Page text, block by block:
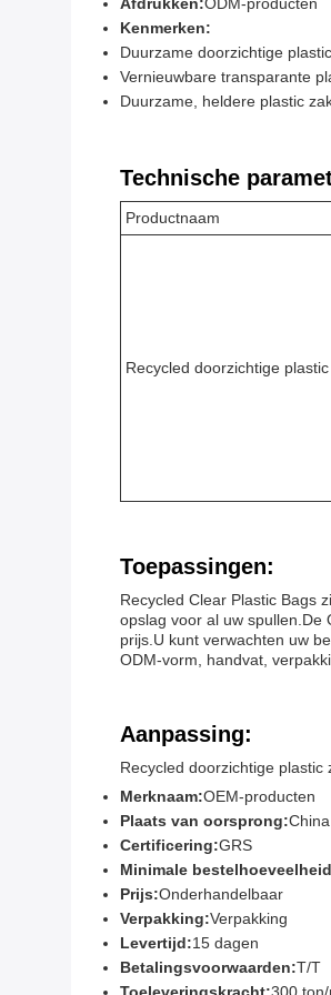
Kenmerken:
Duurzame doorzichtige
Vernieuwbare transparante
Duurzame, heldere plastic
Technische
Productnaam
Recycled doorzichtige
Toepassingen:
Recycled Clear Plastic Bags
opslag voor al uw spullen.De
prijs.U kunt verwachten uw
ODM-vorm, handvat,
Aanpassing:
Recycled doorzichtige plastic
Merknaam:OEM-producten
Plaats van oorsprong:China
Certificering:GRS
Minimale
Prijs:Onderhandelbaar
Verpakking:Verpakking
Levertijd:15 dagen
Betalingsvoorwaarden:T/T